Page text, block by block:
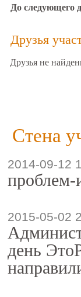
До следующего
Друзья
Друзья не
Стена
2014-09-12
проблем-
2015-05-02
день